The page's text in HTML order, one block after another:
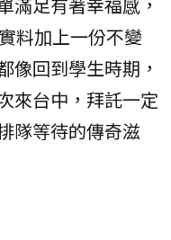
滿足有著幸福感，
料加上一份不變
像回到學生時期，
來台中，拜託一定
隊等待的傳奇滋